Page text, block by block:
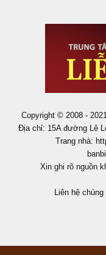
Copyright © 2008 -
Địa chỉ: 15A đường Lê
Trang nhà:
Xin ghi rõ nguồn
Liên hệ chúng